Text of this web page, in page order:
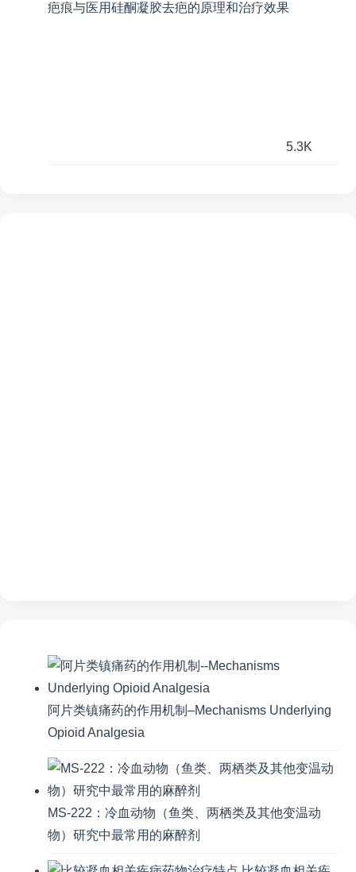
疤痕与医用硅酮凝胶去疤的原理和治疗效果
5.3K
阿片类镇痛药的作用机制–Mechanisms Underlying
Opioid Analgesia
MS-222：冷血动物（鱼类、两栖类及其他变温动
物）研究中最常用的麻醉剂